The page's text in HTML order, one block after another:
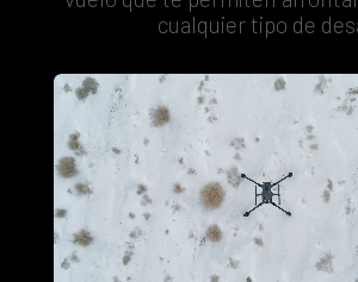
cualquier tipo de